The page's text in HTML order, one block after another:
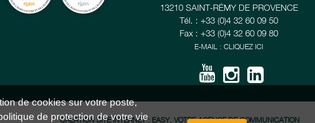
13210 SAINT-RÉMY DE PROVENCE
Tél. : +33 (0)4 32 60 09 50
Fax : +33 (0)4 32 60 09 80
E-MAIL : CLIQUEZ ICI
CRÉATION SITE INTERNET : EASY, VOTRE AGENCE DE COMMUNICATION
de cookies sur votre poste,
de protection de votre vie